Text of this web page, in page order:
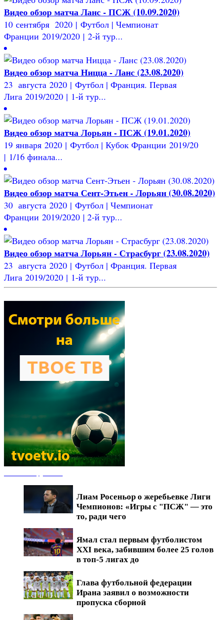
Видео обзор матча Ланс - ПСЖ (10.09.2020)
10 сентября 2020 | Футбол | Чемпионат
Франции 2019/2020 | 2-й тур...
Видео обзор матча Ницца - Ланс (23.08.2020)
23 августа 2020 | Футбол | Франция. Первая
Лига 2019/2020 | 1-й тур...
Видео обзор матча Лорьян - ПСЖ (19.01.2020)
19 января 2020 | Футбол | Кубок Франции 2019/20
| 1/16 финала...
Видео обзор матча Сент-Этьен - Лорьян (30.08.2020)
30 августа 2020 | Футбол | Чемпионат
Франции 2019/2020 | 2-й тур...
Видео обзор матча Лорьян - Страсбург (23.08.2020)
23 августа 2020 | Футбол | Франция. Первая
Лига 2019/2020 | 1-й тур...
Лиам Росеньор о жеребьевке Лиги
Чемпионов: «Игры с "ПСЖ" — это
то, ради чего
Ямал стал первым футболистом
XXI века, забившим более 25 голов
в топ-5 лигах до
Глава футбольной федерации
Ирана заявил о возможности
пропуска сборной